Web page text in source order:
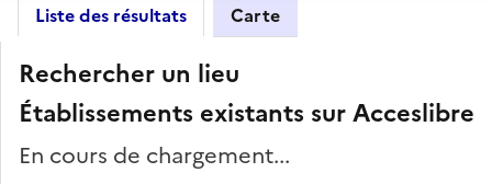
Liste des résultats Carte
Rechercher un lieu
Établissements existants sur Acceslibre
En cours de chargement...